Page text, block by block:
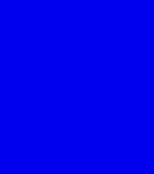
vale para